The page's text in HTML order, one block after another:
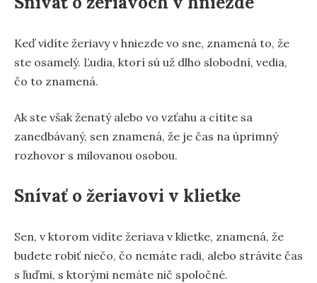
Keď vidíte žeriavy v hniezde vo sne, znamená to, že
ste osamelý. Ľudia, ktorí sú už dlho slobodní, vedia,
čo to znamená.
Ak ste však ženatý alebo vo vzťahu a cítite sa
zanedbávaný, sen znamená, že je čas na úprimný
rozhovor s milovanou osobou.
Snívať o žeriavovi v klietke
Sen, v ktorom vidíte žeriava v klietke, znamená, že
budete robiť niečo, čo nemáte radi, alebo strávite čas
s ľuďmi, s ktorými nemáte nič spoločné.